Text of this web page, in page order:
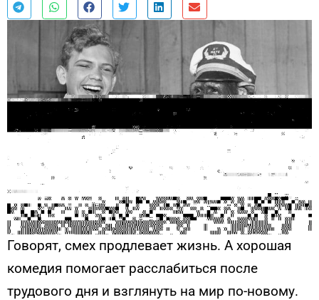
Говорят, смех продлевает жизнь. А хорошая
комедия помогает расслабиться после
трудового дня и взглянуть на мир по-новому.